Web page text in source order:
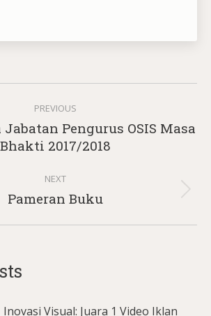
PREVIOUS
Previous
post:
Pengurus OSIS Masa
Bhakti 2017/2018
NEXT
Next
Pameran Buku
Inovasi Visual: Juara 1 Video Iklan